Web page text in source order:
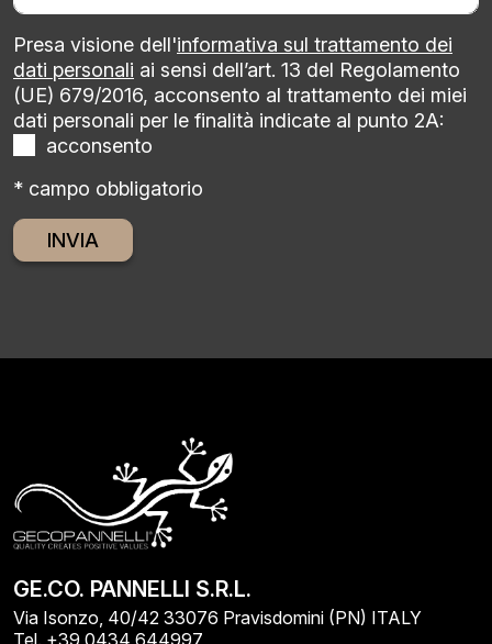
Presa visione dell'informativa sul trattamento dei
dati personali ai sensi dell’art. 13 del Regolamento
(UE) 679/2016, acconsento al trattamento dei miei
dati personali per le finalità indicate al punto 2A:
acconsento
* campo obbligatorio
GE.CO. PANNELLI S.R.L.
Via Isonzo, 40/42 33076 Pravisdomini (PN) ITALY